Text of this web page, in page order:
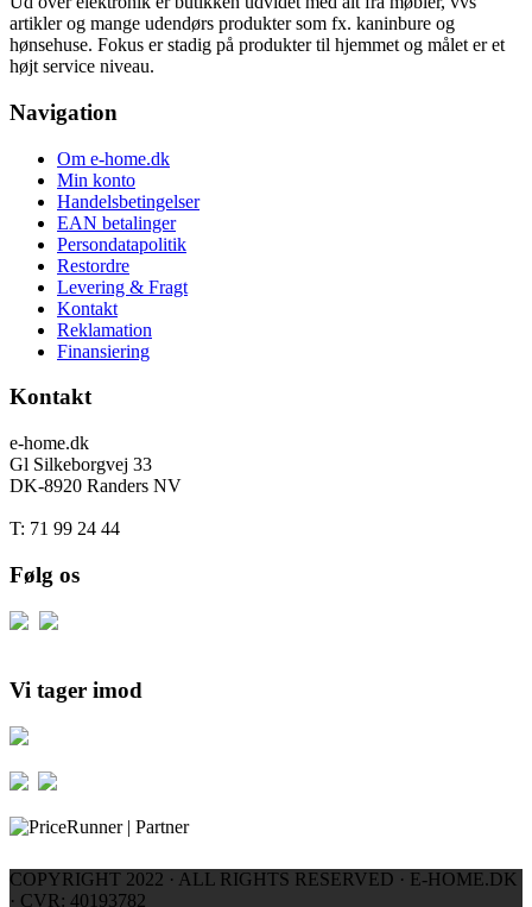
artikler og mange udendørs produkter som fx. kaninbure og
hønsehuse. Fokus er stadig på produkter til hjemmet og målet er et
højt service niveau.
Navigation
Om e-home.dk
Min konto
Handelsbetingelser
EAN betalinger
Persondatapolitik
Restordre
Levering & Fragt
Kontakt
Reklamation
Finansiering
Kontakt
e-home.dk
Gl Silkeborgvej 33
DK-8920 Randers NV
T: 71 99 24 44
Følg os
Vi tager imod
COPYRIGHT 2022 · ALL RIGHTS RESERVED · E-HOME.DK
· CVR: 40193782